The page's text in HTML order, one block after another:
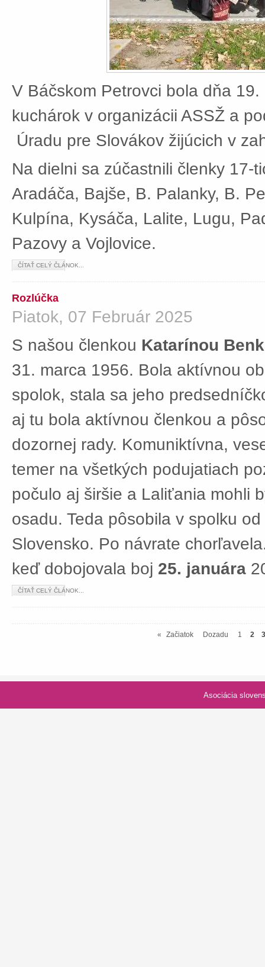
V Báčskom Petrovci bola dňa
kuchárok v organizácii ASSŽ a
Úradu pre Slovákov žijúcich v
Na dielni sa zúčastnili členky 17-
Aradáča, Bajše, B. Palanky, B.
Kulpína, Kysáča, Lalite, Lugu,
Pazovy a Vojlovice.
ČÍTAŤ CELÝ ČLÁNOK...
Rozlúčka
Piatok, 07 Február 2025
S našou členkou Katarínou
31. marca 1956. Bola aktívnou
spolok, stala sa jeho
aj tu bola aktívnou členkou a
dozornej rady. Komuniktívna,
temer na všetkých podujatiach
počulo aj širšie a Laliťania mohli
osadu. Teda pôsobila v spolku
Slovensko. Po návrate
keď dobojovala boj 25. januára
ČÍTAŤ CELÝ ČLÁNOK...
« Začiatok Dozadu 1 2 3
Asociácia slovenských